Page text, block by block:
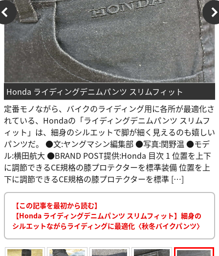
Honda ライディングデニムパンツ スリムフィット
定番モノながら、バイクのライディング用に各所が最適化さ
れている、Hondaの「ライディングデニムパンツ スリムフ
ィット」は、細身のシルエットで脚が細く見えるのも嬉しい
パンツだ。 ●文:ヤングマシン編集部 ●写真:関野温 ●モデ
ル:横田航大 ●BRAND POST提供:Honda 目次 1 位置を上下
に調節できるCE規格の膝プロテクターを標準装備 位置を上
下に調節できるCE規格の膝プロテクターを標準 […]
【この記事を最初から読む】
【Honda ライディングデニムパンツ スリムフィット】細身の
シルエットながらライディングに最適化〈秋冬バイクパンツ〉